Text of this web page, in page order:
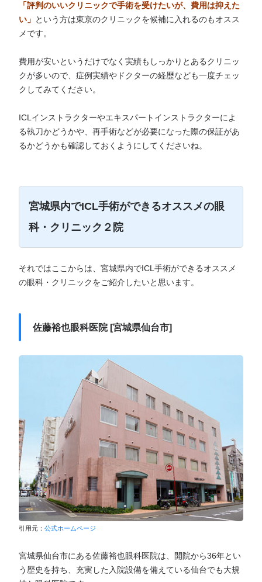
「評判のいいクリニックで手術を受けたいが、費用は抑えた
い」 という方は東京のクリニックを候補に入れるのもオスス
メです。
費用が安いというだけでなく実績もしっかりとあるクリニッ
クが多いので、症例実績やドクターの経歴なども一度チェッ
クしてみてください。
ICLインストラクターやエキスパートインストラクターによ
る執刀かどうかや、再手術などが必要になった際の保証があ
るかどうかも確認しておくようにしてくださいね。
宮城県内でICL手術ができるオススメの眼
科・クリニック２院
それではここからは、宮城県内でICL手術ができるオススメ
の眼科・クリニックをご紹介したいと思います。
佐藤裕也眼科医院 [宮城県仙台市]
引用元： 公式ホームページ
宮城県仙台市にある佐藤裕也眼科医院は、開院から36年とい
う歴史を持ち、充実した入院設備を備えている仙台でも大規